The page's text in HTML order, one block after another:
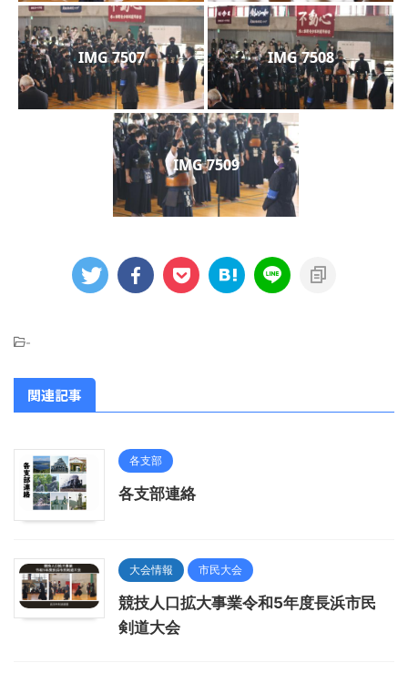
IMG 7507 IMG 7508
IMG 7509
-
関連記事
各支部
各支部連絡
大会情報 市民大会
競技人口拡大事業令和5年度長浜市民
剣道大会